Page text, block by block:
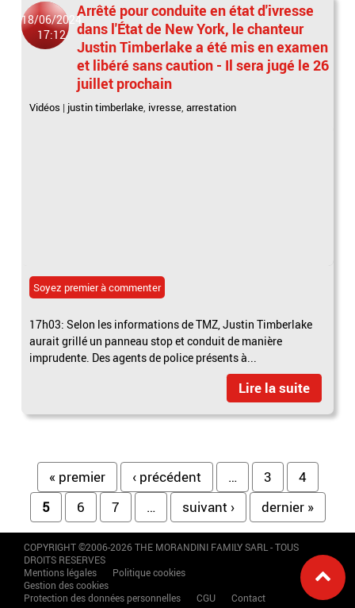
18/06/2024
17:12
Arrêté pour conduite en état d'ivresse
dans l'État de New York, le chanteur
Justin Timberlake a été mis en examen
et libéré sans caution - Il sera jugé le 26
juillet prochain
Vidéos | justin timberlake, ivresse,arrestation
Soyez premier à commenter
17h03: Selon les informations de TMZ, Justin Timberlake
aurait grillé un panneau stop et conduit de manière
imprudente. Des agents de police présents à...
Lire la suite
Pages
« premier ‹ précédent … 3
4
5
6 7 … suivant › dernier »
COPYRIGHT ©2006-2026 THE MORANDINI FAMILY SARL - TOUS
DROITS RESERVES
Mentions légales
Politique cookies
Gestion des cookies
Protection des données personnelles
CGU Contact